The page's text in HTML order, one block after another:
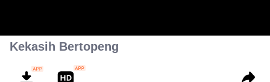
Kekasih Bertopeng